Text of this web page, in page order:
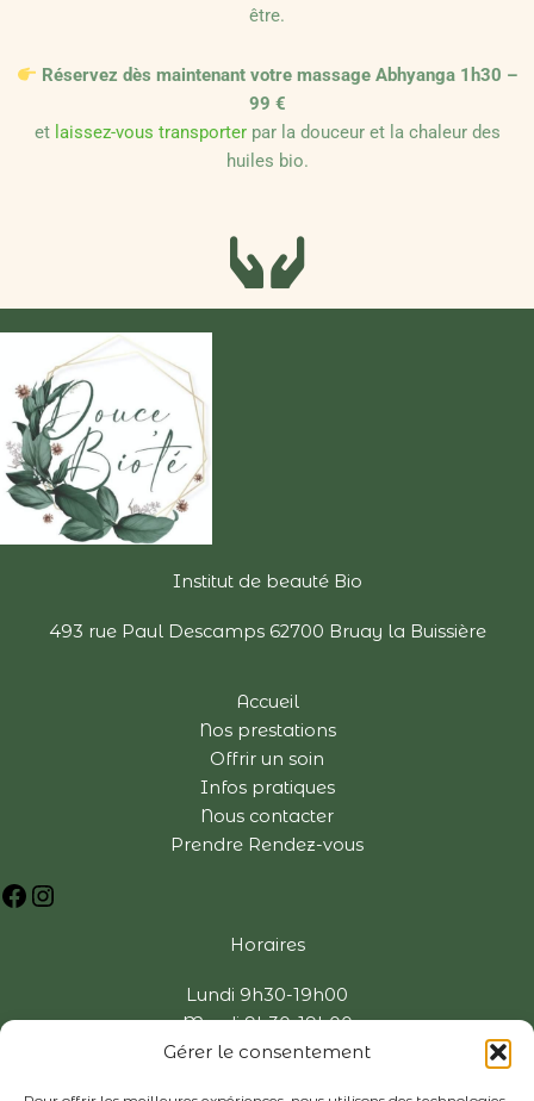
Gérer le consentement
être.
Réservez dès maintenant votre massage Abhyanga 1h30 –
99 €
et laissez-vous transporterpar la douceur et la chaleur des
huiles bio.
Institut de beauté Bio
493 rue Paul Descamps 62700 Bruay la Buissière
Accueil
Nos prestations
Offrir un soin
Infos pratiques
Nous contacter
Prendre Rendez-vous
Horaires
Lundi 9h30-19h00
Mardi 9h30-19h00
Mercredi FERME